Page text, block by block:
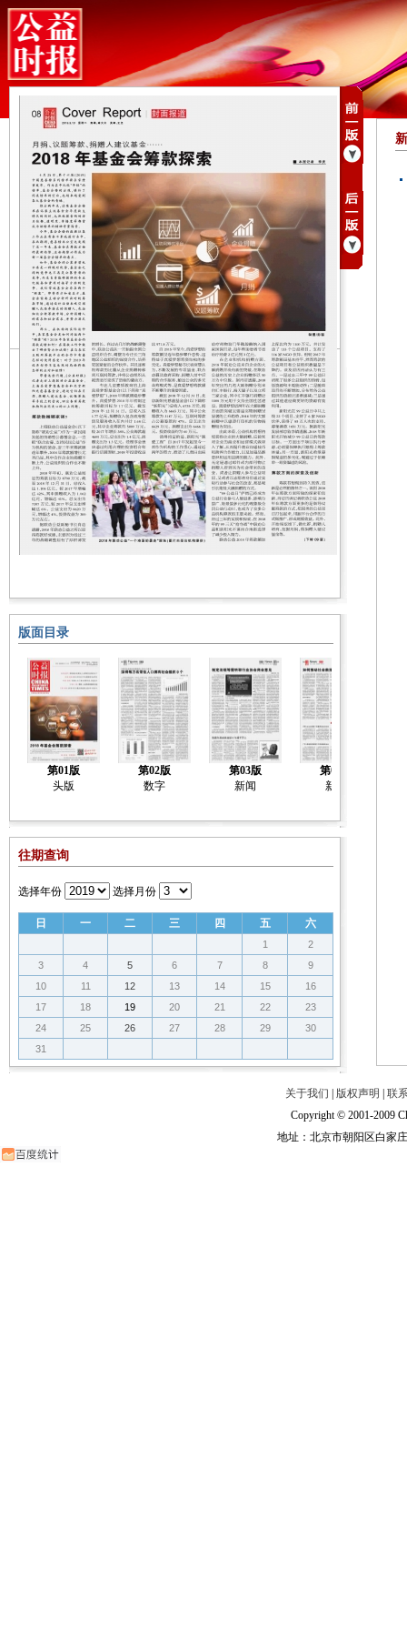
版面目录
第01版
头版
第02版
数字
第03版
新闻
第04版
新闻
往期查询
选择年份 选择月份
日 一 二 三 四 五 六
1
2
3
4 5 6 7 8
9
10
11 12 13 14 15
16
17
18 19 20 21 22
23
24
25 26 27 28 29
30
31
关于我们 版权声明
联
Copyright © 2001-2009
地址：北京市朝阳区白家